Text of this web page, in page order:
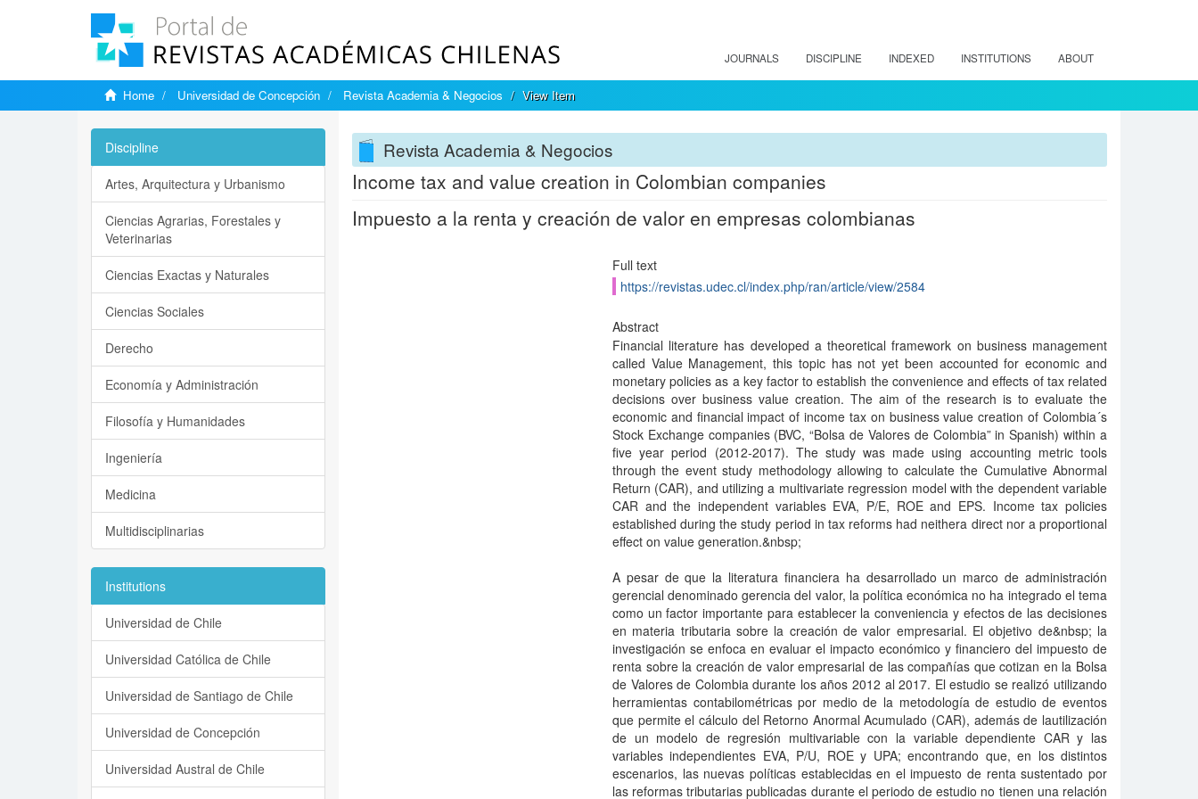
JOURNALS DISCIPLINE INDEXED INSTITUTIONS ABOUT
Home Universidad de Concepción Revista Academia & Negocios View Item
Revista Academia & Negocios
Income tax and value creation in Colombian companies
Impuesto a la renta y creación de valor en empresas colombianas
Full text
https://revistas.udec.cl/index.php/ran/article/view/2584
Abstract
Financial literature has developed a theoretical framework on business management
called Value Management, this topic has not yet been accounted for economic and
monetary policies as a key factor to establish the convenience and effects of tax related
decisions over business value creation. The aim of the research is to evaluate the
economic and financial impact of income tax on business value creation of Colombia´s
Stock Exchange companies (BVC, “Bolsa de Valores de Colombia” in Spanish) within a
five year period (2012-2017). The study was made using accounting metric tools
through the event study methodology allowing to calculate the Cumulative Abnormal
Return (CAR), and utilizing a multivariate regression model with the dependent variable
CAR and the independent variables EVA, P/E, ROE and EPS. Income tax policies
established during the study period in tax reforms had neithera direct nor a proportional
effect on value generation.&nbsp;
A pesar de que la literatura financiera ha desarrollado un marco de administración
gerencial denominado gerencia del valor, la política económica no ha integrado el tema
como un factor importante para establecer la conveniencia y efectos de las decisiones
en materia tributaria sobre la creación de valor empresarial. El objetivo de&nbsp; la
investigación se enfoca en evaluar el impacto económico y financiero del impuesto de
renta sobre la creación de valor empresarial de las compañías que cotizan en la Bolsa
de Valores de Colombia durante los años 2012 al 2017. El estudio se realizó utilizando
herramientas contabilométricas por medio de la metodología de estudio de eventos
que permite el cálculo del Retorno Anormal Acumulado (CAR), además de lautilización
de un modelo de regresión multivariable con la variable dependiente CAR y las
variables independientes EVA, P/U, ROE y UPA; encontrando que, en los distintos
escenarios, las nuevas políticas establecidas en el impuesto de renta sustentado por
las reformas tributarias publicadas durante el periodo de estudio no tienen una relación
Discipline
Artes, Arquitectura y Urbanismo
Ciencias Agrarias, Forestales y
Veterinarias
Ciencias Exactas y Naturales
Ciencias Sociales
Derecho
Economía y Administración
Filosofía y Humanidades
Ingeniería
Medicina
Multidisciplinarias
Institutions
Universidad de Chile
Universidad Católica de Chile
Universidad de Santiago de Chile
Universidad de Concepción
Universidad Austral de Chile